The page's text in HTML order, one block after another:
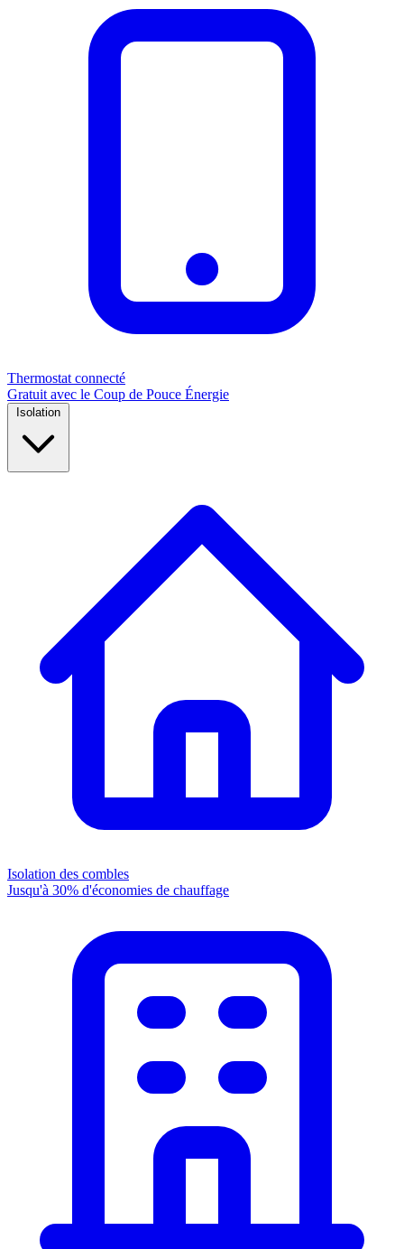
Thermostat connecté
Gratuit avec le Coup de Pouce Énergie
Isolation des combles
Jusqu'à 30% d'économies de chauffage